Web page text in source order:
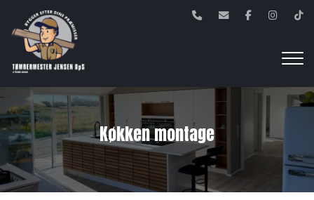
hovedindhold
Køkken montage